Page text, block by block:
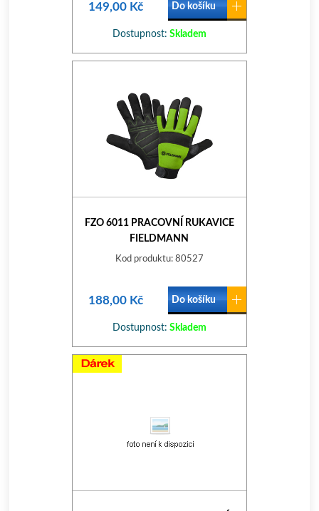
149,00 Kč Do košíku
Dostupnost: Skladem
FZO 6011 PRACOVNÍ RUKAVICE
FIELDMANN
Kod produktu: 80527
188,00 Kč Do košíku
Dostupnost: Skladem